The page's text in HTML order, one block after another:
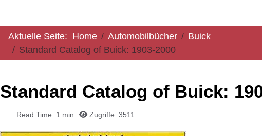
Aktuelle Seite: Home Automobilbücher
Buick
Standard Catalog of Buick: 1903-2000
Standard Catalog of Buick:
Read Time: 1 min Zugriffe: 3511